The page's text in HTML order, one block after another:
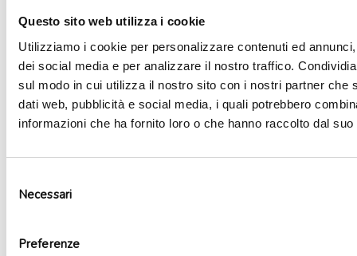
Questo sito web utilizza i cookie
Utilizziamo i cookie per personalizzare contenuti ed
dei social media e per analizzare il nostro traffico.
sul modo in cui utilizza il nostro sito con i nostri partner che
dati web, pubblicità e social media, i quali potrebbero
informazioni che ha fornito loro o che hanno raccolto dal
delNecessari
Preferenze
1,79€